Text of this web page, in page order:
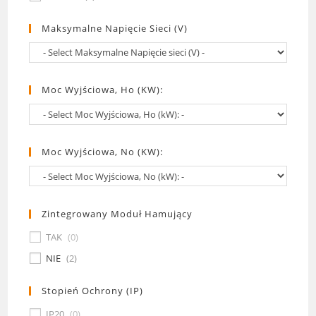
Maksymalne Napięcie Sieci (V)
Moc Wyjściowa, Ho (kW):
Moc Wyjściowa, No (kW):
Zintegrowany Moduł Hamujący
TAK (0)
NIE (2)
Stopień Ochrony (IP)